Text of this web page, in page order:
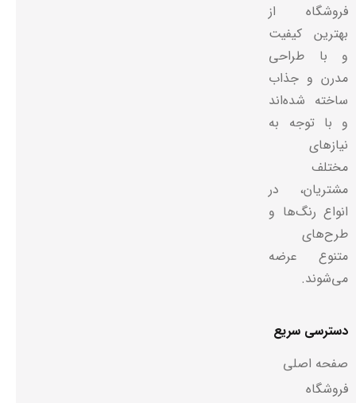
فروشگاه از
بهترین کیفیت
و با طراحی
مدرن و جذاب
ساخته شده‌اند
و با توجه به
نیازهای
مختلف
مشتریان، در
انواع رنگ‌ها و
طرح‌های
متنوع عرضه
می‌شوند.
دسترسی سریع
صفحه اصلی
فروشگاه